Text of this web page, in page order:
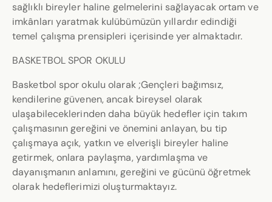
sağlıklı bireyler haline gelmelerini sağlayacak ortam ve
imkânları yaratmak kulübümüzün yıllardır edindiği
temel çalışma prensipleri içerisinde yer almaktadır.
BASKETBOL SPOR OKULU
Basketbol spor okulu olarak ;Gençleri bağımsız,
kendilerine güvenen, ancak bireysel olarak
ulaşabileceklerinden daha büyük hedefler için takım
çalışmasının gereğini ve önemini anlayan, bu tip
çalışmaya açık, yatkın ve elverişli bireyler haline
getirmek, onlara paylaşma, yardımlaşma ve
dayanışmanın anlamını, gereğini ve gücünü öğretmek
olarak hedeflerimizi oluşturmaktayız.